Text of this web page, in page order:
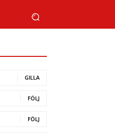
GILLA
FÖLJ
FÖLJ